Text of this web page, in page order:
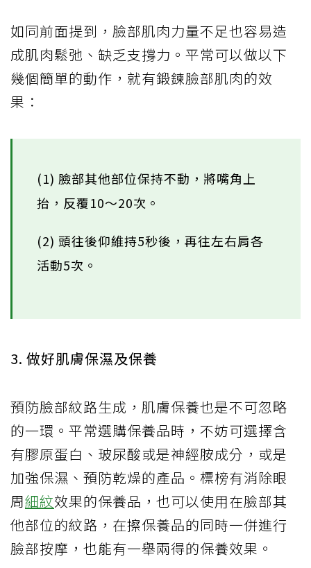
如同前面提到，臉部肌肉力量不足也容易造
成肌肉鬆弛、缺乏支撐力。平常可以做以下
幾個簡單的動作，就有鍛鍊臉部肌肉的效
果：
(1) 臉部其他部位保持不動，將嘴角上
抬，反覆10～20次。
(2) 頭往後仰維持5秒後，再往左右肩各
活動5次。
3. 做好肌膚保濕及保養
預防臉部紋路生成，肌膚保養也是不可忽略
的一環。平常選購保養品時，不妨可選擇含
有膠原蛋白、玻尿酸或是神經胺成分，或是
加強保濕、預防乾燥的產品。標榜有消除眼
周細紋效果的保養品，也可以使用在臉部其
他部位的紋路，在擦保養品的同時一併進行
臉部按摩，也能有一舉兩得的保養效果。